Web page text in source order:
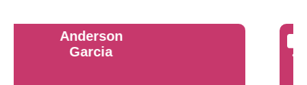
Yuri Martins